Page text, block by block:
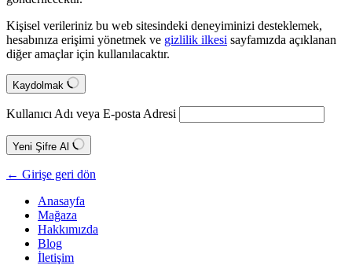
Kişisel verileriniz bu web sitesindeki deneyiminizi desteklemek,
hesabınıza erişimi yönetmek ve gizlilik ilkesi sayfamızda açıklanan
diğer amaçlar için kullanılacaktır.
Kaydolmak
Kullanıcı Adı veya E-posta Adresi
Yeni Şifre Al
← Girişe geri dön
Anasayfa
Mağaza
Hakkımızda
Blog
İletişim